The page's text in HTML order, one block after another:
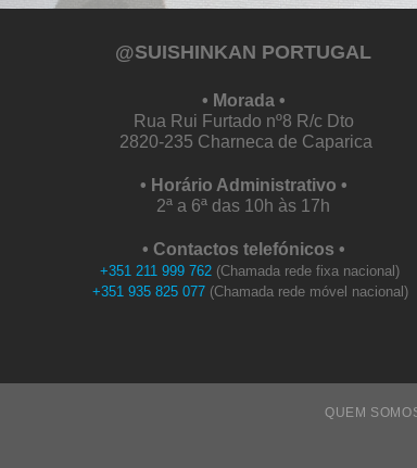
@SUISHINKAN PORTUGAL
• Morada •
Rua Rui Furtado nº8 R/c Dto
2820-235 Charneca de Caparica
• Horário Administrativo •
2ª a 6ª das 10h às 17h
• Contactos telefónicos •
+351 211 999 762 (Chamada rede fixa nacional)
+351 935 825 077 (Chamada rede móvel nacional)
QUEM